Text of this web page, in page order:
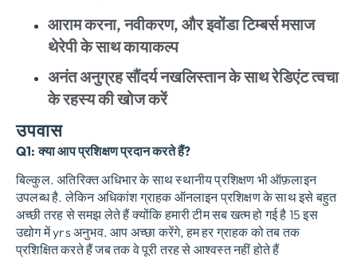
आराम करना, नवीकरण, और इवोंडा टिम्बर्स मसाज
थेरेपी के साथ कायाकल्प
अनंत अनुग्रह सौंदर्य नखलिस्तान के साथ रेडिएंट त्वचा
के रहस्य की खोज करें
उपवास
Q1: क्या आप प्रशिक्षण प्रदान करते हैं?
बिल्कुल. अतिरिक्त अधिभार के साथ स्थानीय प्रशिक्षण भी ऑफ़लाइन
उपलब्ध है. लेकिन अधिकांश ग्राहक ऑनलाइन प्रशिक्षण के साथ इसे बहुत
अच्छी तरह से समझ लेते हैं क्योंकि हमारी टीम सब खत्म हो गई है 15 इस
उद्योग में yrs अनुभव. आप अच्छा करेंगे, हम हर ग्राहक को तब तक
प्रशिक्षित करते हैं जब तक वे पूरी तरह से आश्वस्त नहीं होते हैं